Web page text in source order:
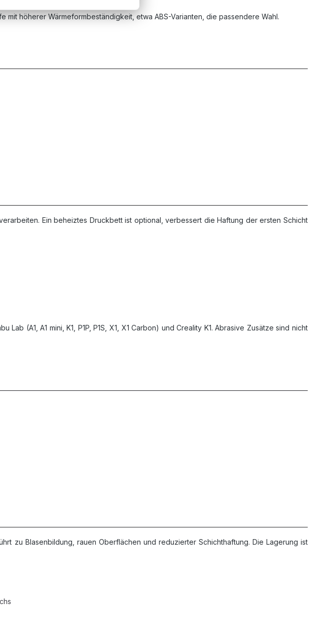
höherer Wärmeformbeständigkeit, etwa ABS-Varianten, die passendere Wahl.
Ein beheiztes Druckbett ist optional, verbessert die Haftung der ersten Schicht
(A1, A1 mini, K1, P1P, P1S, X1, X1 Carbon) und Creality K1. Abrasive Zusätze sind nicht
zu Blasenbildung, rauen Oberflächen und reduzierter Schichthaftung. Die Lagerung ist